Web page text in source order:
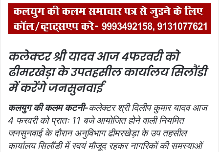
कलेक्टर श्री यादव आज 4फरवरी को
ढीमरखेड़ा के उपतहसील कार्यालय सिलौंडी
में करेंगे जनसुनवाई
कलयुग की कलम कटनी-कलेक्टर श्री दिलीप कुमार यादव आज
4 फरवरी को प्रातः 11 बजे आयोजित होने वाली नियमित
जनसुनवाई के दौरान अनुविभाग ढीमरखेड़ा के उप तहसील
कार्यालय सिलौंडी में स्वयं मौजूद रहकर नागरिकों की समस्याओं